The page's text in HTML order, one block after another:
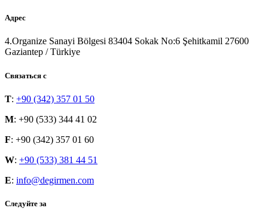
Адрес
4.Organize Sanayi Bölgesi 83404 Sokak No:6 Şehitkamil 27600
Gaziantep / Türkiye
Связаться с
T: +90 (342) 357 01 50
M: +90 (533) 344 41 02
F: +90 (342) 357 01 60
W: +90 (533) 381 44 51
E: info@degirmen.com
Следуйте за